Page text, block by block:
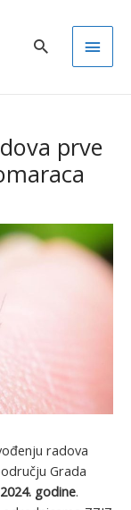
Main
prve
radova
Grada
godine.